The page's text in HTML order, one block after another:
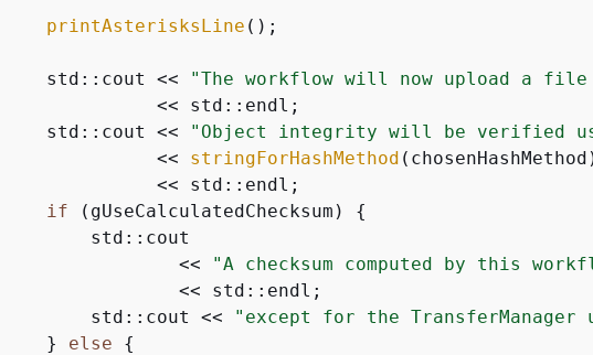
printAsterisksLine ();
    std::cout <<
"The workflow will now upload a file
              << std::endl;
    std::cout <<
"Object integrity will be verified
              <<
stringForHashMethod
              << std::endl;
if (gUseCalculatedChecksum) {
        std::cout
                <<
"A checksum computed by this
                << std::endl;
        std::cout <<
"except for the TransferManager
    }
else
{